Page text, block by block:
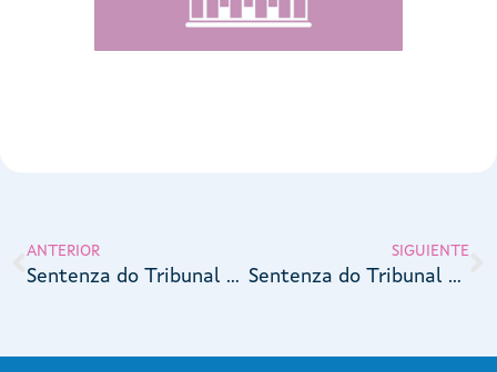
ANTERIOR
Sentenza do Tribunal Superior de Xustiza de Cataluña 6640/2024
SIGUIENTE
Sentenza do Tribunal Superior de Xustiza de Asturias 3527/2016, do 13 de decembro de 2016 (rec. 2426_2016)